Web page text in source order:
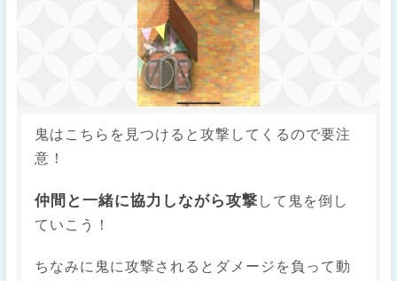
鬼はこちらを見つけると攻撃してくるので要注
意！
仲間と一緒に協力しながら攻撃 して鬼を倒し
ていこう！
ちなみに鬼に攻撃されるとダメージを負って動